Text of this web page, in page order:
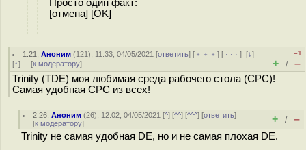
Просто один факт:
[отмена] [OK]
1.21 ,Аноним (121), 11:33, 04/05/2021 [ответить] [ ﹢﹢﹢] [ · · ·][↓]
[↑] [к модератору]
–1
+ / –
Trinity (TDE) моя любимая среда рабочего стола (СРС)!
Самая удобная СРС из всех!
2.26 ,Аноним (26), 12:02, 04/05/2021 [^] [^^] [^^^] [ответить]
[к модератору] + / –
Trinity не самая удобная DE, но и не самая плохая DE.